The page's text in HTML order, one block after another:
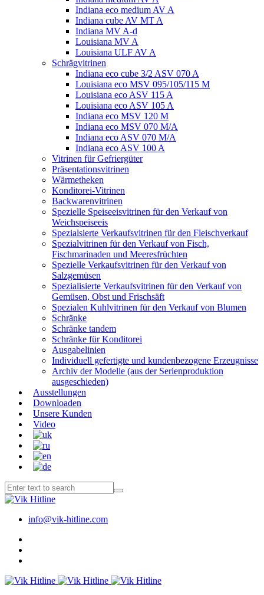
Indiana eco medium AV A
Indiana cube AV MT A
Indiana MV A-d
Louisiana MV A
Louisiana ULF AV A
Schrägvitrinen
Indiana eco cube 3/2 ASV 070 A
Louisiana eco MSV 095/105/115 M
Louisiana eco ASV 115 A
Louisiana eco ASV 105 A
Indiana eco MSV 120 M
Indiana eco MSV 070 M/A
Indiana eco ASV 070 M/A
Indiana eco ASV 100 A
Vitrinen für Gefriergüter
Präsentationsvitrinen
Wärmetheken
Konditorei-Vitrinen
Backwarenvitrinen
Spezielle Speiseeisvitrinen für den Verkauf von
Weichspeiseeis
Spezialsierte Verkaufsvitrinen für den Fleischverkauf
Spezialvitrinen für den Verkauf von Fisch,
Fischmarinaden und Meeresfrüchten
Spezielle Verkaufsvitrinen für den Verkauf von
Salzgemüsen
Spezialisierte Verkaufsvitrinen für den Verkauf von
Gemüsen, Obst und Frischsäft
Spezialen Kuhlvitrinen für den Verkauf von Blumen
Schränke
Schränke tandem
Schränke für Konditorei
Ausgabelinien
Individuell gefertigte und kundenbezogene Erzeugnisse
Archiv der Modelle (aus der Serienproduktion
ausgeschieden)
Ausstellungen
Downloaden
Unsere Kunden
Video
info@vik-hitline.com